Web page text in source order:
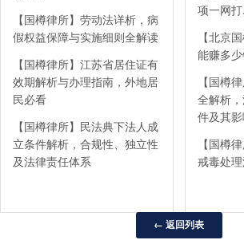
【国樽律所】劳动法详析，病
假权益保障与实施细则全解读
【国樽律所】江苏省居住证有
效期解析与办理指南，外地居
民必看
【国樽律所】民法典下法人成
立条件解析，合规性、独立性
及法律责任体系
项一网打
【北京
能赚多
【国樽
全解析
件及其影
【国樽
戒毒处
← 返回列表